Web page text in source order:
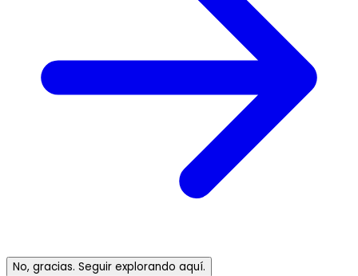
No, gracias. Seguir explorando aquí.